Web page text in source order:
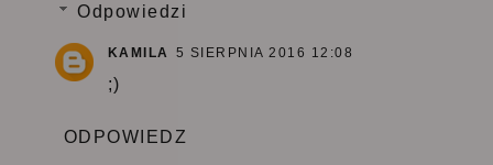
Odpowiedzi
KAMILA 5 SIERPNIA 2016 12:08
;)
ODPOWIEDZ